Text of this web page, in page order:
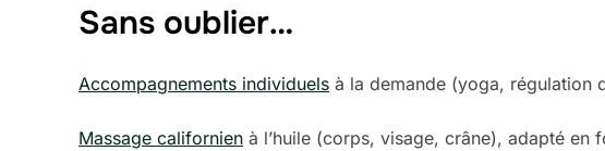
Sans oublier…
Accompagnements individuels à la demande (yoga, régulation
Massage californien à l’huile (corps, visage, crâne), adapté